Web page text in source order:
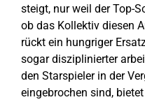
steigt, nur weil der Top-
ob das Kollektiv diesen
rückt ein hungriger
sogar disziplinierter
den Starspieler in der
eingebrochen sind,